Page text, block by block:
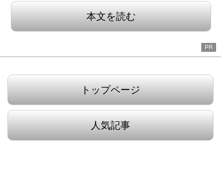
本文を読む
PR
トップページ
人気記事